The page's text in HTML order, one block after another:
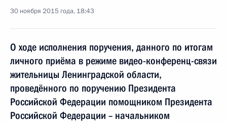
30 ноября 2015 года, 18:43
О ходе исполнения поручения, данного по итогам
личного приёма в режиме видео-конференц-связи
жительницы Ленинградской области,
проведённого по поручению Президента
Российской Федерации помощником Президента
Российской Федерации – начальником